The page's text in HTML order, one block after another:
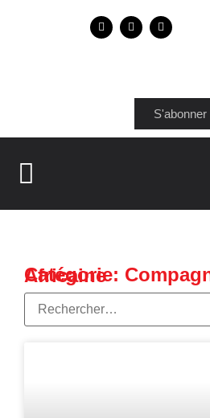
S'abonner
Catégorie: Compagnie Financière Africaine